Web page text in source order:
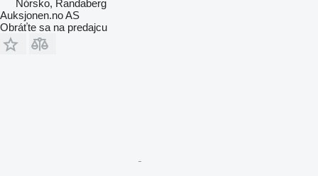
Nórsko, Randaberg
Auksjonen.no AS
Obráťte sa na predajcu